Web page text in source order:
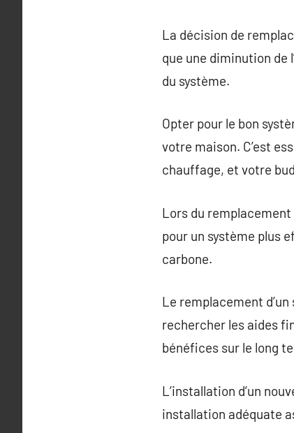
La décision de
que une diminution de
du système.
Opter pour le bon
votre maison. C’est
chauffage, et votre
Lors du
pour un système plus
carbone.
Le remplacement
rechercher les aides
bénéfices sur le long
L’installation d’un
installation adéquate